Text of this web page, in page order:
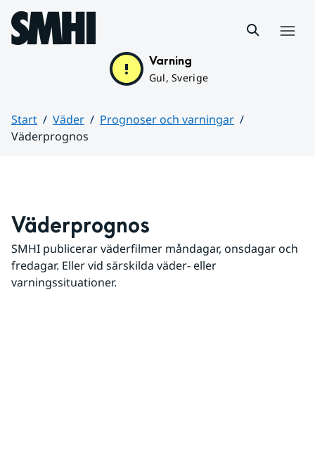
Hoppa till sidans innehåll
Varning
Gul, Sverige
Start Väder
Prognoser och varningar
Väderprognos
Väderprognos
SMHI publicerar väderfilmer måndagar, onsdagar och
fredagar. Eller vid särskilda väder- eller
varningssituationer.